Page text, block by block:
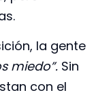
la gente
miedo”. Sin
con el